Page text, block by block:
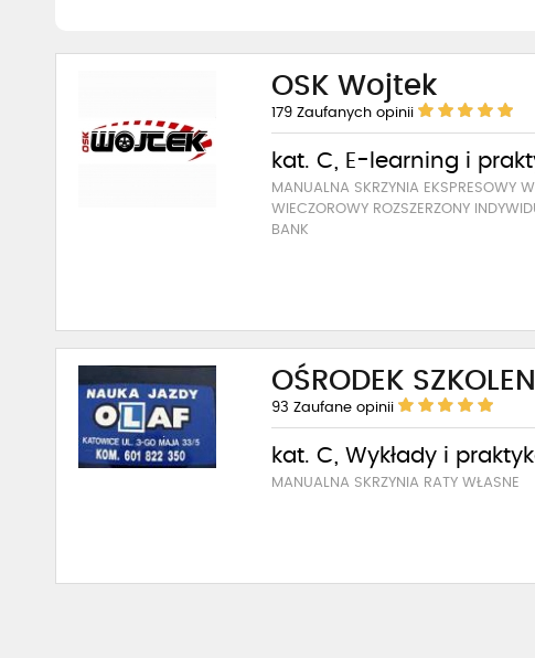
OSK Wojtek
179 Zaufanych opinii
kat. C, E-learning i
MANUALNA SKRZYNIA EKSPRESOWY
WIECZOROWY ROZSZERZONY
BANK
OŚRODEK
93 Zaufane opinii
kat. C, Wykłady i
MANUALNA SKRZYNIA RATY WŁASNE